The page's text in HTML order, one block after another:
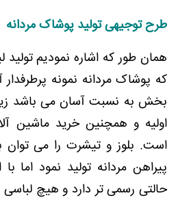
طرح توجیهی تولید پوشاک مردانه
همان طور که اشاره نمودیم تولید
که پوشاک مردانه نمونه
بخش به نسبت آسان می باشد
اولیه و همچنین خرید ماشین
است. بلوز و تیشرت را می توان
پیراهن مردانه تولید نمود اما
حالتی رسمی تر دارد و هیچ لباسی